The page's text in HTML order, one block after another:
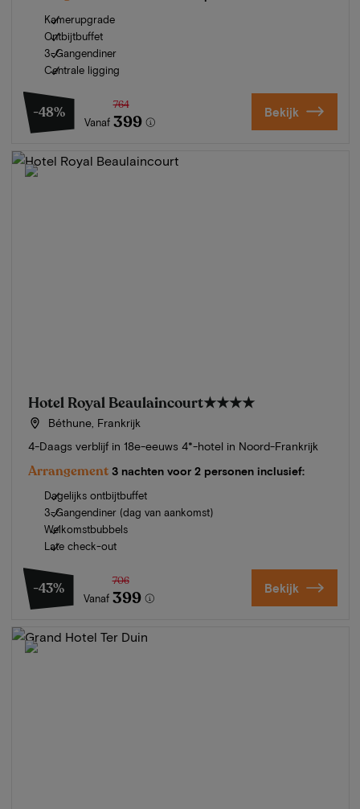
Kamerupgrade
Ontbijtbuffet
3-Gangendiner
Centrale ligging
-48%
Vanaf
764
399 Bekijk
Hotel Royal Beaulaincourt★★★★
Béthune, Frankrijk
4-Daags verblijf in 18e-eeuws 4*-hotel in Noord-Frankrijk
Arrangement 3 nachten voor 2 personen inclusief:
Dagelijks ontbijtbuffet
3-Gangendiner (dag van aankomst)
Welkomstbubbels
Late check-out
-43%
Vanaf
706
399 Bekijk